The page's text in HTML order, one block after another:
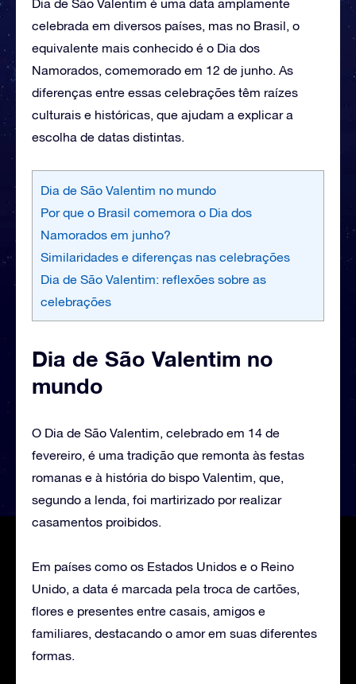
Dia de São Valentim é uma data amplamente
celebrada em diversos países, mas no Brasil, o
equivalente mais conhecido é o Dia dos
Namorados, comemorado em 12 de junho. As
diferenças entre essas celebrações têm raízes
culturais e históricas, que ajudam a explicar a
escolha de datas distintas.
Dia de São Valentim no mundo
Por que o Brasil comemora o Dia dos
Namorados em junho?
Similaridades e diferenças nas celebrações
Dia de São Valentim: reflexões sobre as
celebrações
Dia de São Valentim no
mundo
O Dia de São Valentim, celebrado em 14 de
fevereiro, é uma tradição que remonta às festas
romanas e à história do bispo Valentim, que,
segundo a lenda, foi martirizado por realizar
casamentos proibidos.
Em países como os Estados Unidos e o Reino
Unido, a data é marcada pela troca de cartões,
flores e presentes entre casais, amigos e
familiares, destacando o amor em suas diferentes
formas.